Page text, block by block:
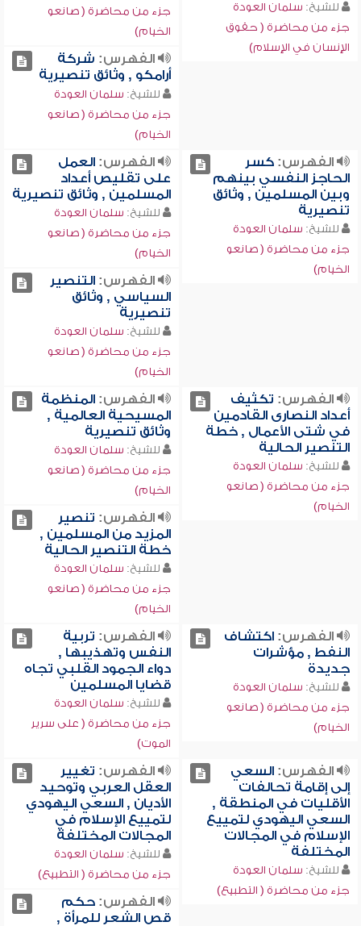
للشيخ: سلمان العودة
جزء من محاضرة ( حقوق
الإنسان في الإسلام)
جزء من محاضرة ( صانعو
الخيام)
الفهرس: شركة
أرامكو , وثائق تنصيرية
للشيخ: سلمان العودة
جزء من محاضرة ( صانعو
الخيام)
الفهرس:كسر
الحاجز النفسي بينهم
وبين المسلمين , وثائق
تنصيرية
للشيخ: سلمان العودة
جزء من محاضرة ( صانعو
الخيام)
الفهرس:العمل
على تقليص أعداد
المسلمين , وثائق تنصيرية
للشيخ: سلمان العودة
جزء من محاضرة ( صانعو
الخيام)
الفهرس:التنصير
السياسي , وثائق
تنصيرية
للشيخ: سلمان العودة
جزء من محاضرة ( صانعو
الخيام)
الفهرس: تكثيف
أعداد النصارى القادمين
في شتى الأعمال , خطة
التنصير الحالية
للشيخ: سلمان العودة
جزء من محاضرة ( صانعو
الخيام)
الفهرس:المنظمة
المسيحية العالمية ,
وثائق تنصيرية
للشيخ: سلمان العودة
جزء من محاضرة ( صانعو
الخيام)
الفهرس: تنصير
المزيد من المسلمين ,
خطة التنصير الحالية
للشيخ: سلمان العودة
جزء من محاضرة ( صانعو
الخيام)
الفهرس:اكتشاف
النفط , مؤشرات
جديدة
للشيخ: سلمان العودة
جزء من محاضرة ( صانعو
الخيام)
الفهرس: تربية
النفس وتهذيبها ,
دواء الجمود القلبي تجاه
قضايا المسلمين
للشيخ: سلمان العودة
جزء من محاضرة ( على سرير
الموت)
الفهرس:السعي
إلى إقامة تحالفات
الأقليات في المنطقة ,
السعي اليهودي لتمييع
الإسلام في المجالات
المختلفة
للشيخ: سلمان العودة
جزء من محاضرة ( التطبيع)
الفهرس: تغيير
العقل العربي وتوحيد
الأديان , السعي اليهودي
لتمييع الإسلام في
المجالات المختلفة
للشيخ: سلمان العودة
جزء من محاضرة ( التطبيع)
الفهرس:حكم
قص الشعر للمرأة ,